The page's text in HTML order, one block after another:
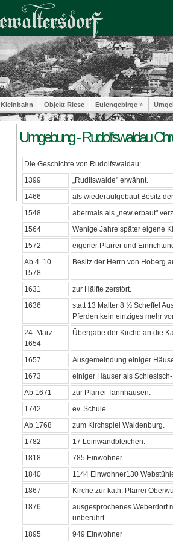
Kleinbahn Objekt Riese Eulengebirge »
Umgebung - Rudolfswaldau
Die Geschichte von Rudolfswaldau:
1399
„Rudilswalde" erwähnt.
1466
als wiederaufgebaut Besitz
1548
abermals als „new erbaut"
1564
Wenige Jahre später eigene
1572
eigener Pfarrer und
Ab 4. 10.
1578
Besitz der Herrn von Hoberg
1631
zur Hälfte zerstört.
1636
statt 13 Malter 8 ½ Scheffel
Pferden kein einziges mehr
24. März
1654
Übergabe der Kirche an die
1657
Ausgemeindung einiger
1673
einiger Häuser als
Ab 1671
zur Pfarrei Tannhausen.
1742
ev. Schule.
Ab 1768
zum Kirchspiel Waldenburg.
1782
17 Leinwandbleichen.
1818
785 Einwohner
1840
1144 Einwohner130
1867
Kirche zur kath. Pfarrei
1876
ausgesprochenes Weberdorf
unberührt
1895
949 Einwohner